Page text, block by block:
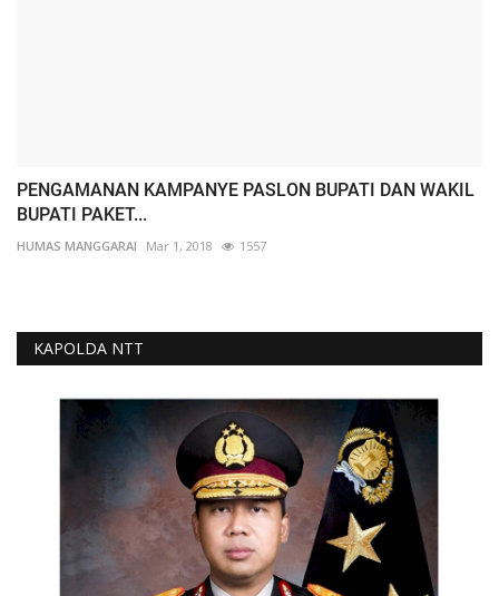
PENGAMANAN KAMPANYE PASLON BUPATI DAN WAKIL
BUPATI PAKET...
HUMAS MANGGARAI Mar 1, 2018 1557
KAPOLDA NTT